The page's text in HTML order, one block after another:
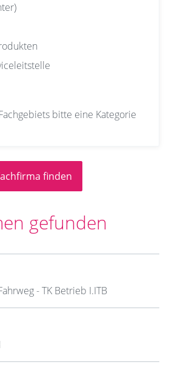
bitte eine Kategorie
gefunden
- TK Betrieb I.ITB